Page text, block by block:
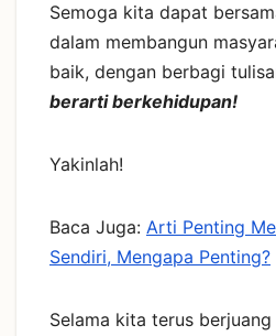
Semoga kita dapat
dalam membangun
baik, dengan berbagi
berarti berkehidupan!
Yakinlah!
Baca Juga: Arti Penting
Sendiri, Mengapa Penting?
Selama kita terus